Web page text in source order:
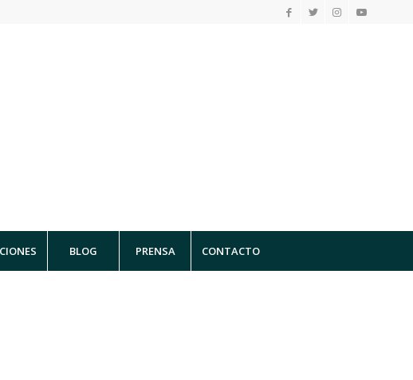
BLOG PRENSA CONTACTO